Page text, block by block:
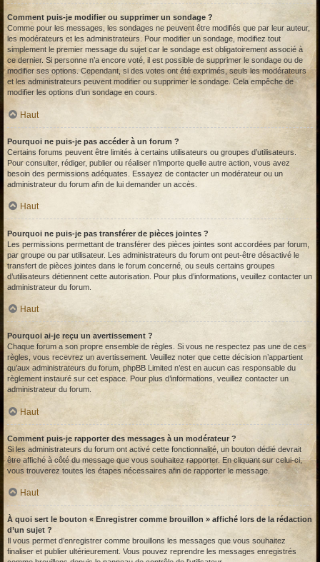
Comment puis-je modifier ou supprimer un sondage ?
Comme pour les messages, les sondages ne peuvent être modifiés que par leur auteur,
les modérateurs et les administrateurs. Pour modifier un sondage, modifiez tout
simplement le premier message du sujet car le sondage est obligatoirement associé à
ce dernier. Si personne n’a encore voté, il est possible de supprimer le sondage ou de
modifier ses options. Cependant, si des votes ont été exprimés, seuls les modérateurs
et les administrateurs peuvent modifier ou supprimer le sondage. Cela empêche de
modifier les options d’un sondage en cours.
Haut
Pourquoi ne puis-je pas accéder à un forum ?
Certains forums peuvent être limités à certains utilisateurs ou groupes d’utilisateurs.
Pour consulter, rédiger, publier ou réaliser n’importe quelle autre action, vous avez
besoin des permissions adéquates. Essayez de contacter un modérateur ou un
administrateur du forum afin de lui demander un accès.
Haut
Pourquoi ne puis-je pas transférer de pièces jointes ?
Les permissions permettant de transférer des pièces jointes sont accordées par forum,
par groupe ou par utilisateur. Les administrateurs du forum ont peut-être désactivé le
transfert de pièces jointes dans le forum concerné, ou seuls certains groupes
d’utilisateurs détiennent cette autorisation. Pour plus d’informations, veuillez contacter un
administrateur du forum.
Haut
Pourquoi ai-je reçu un avertissement ?
Chaque forum a son propre ensemble de règles. Si vous ne respectez pas une de ces
règles, vous recevrez un avertissement. Veuillez noter que cette décision n’appartient
qu’aux administrateurs du forum, phpBB Limited n’est en aucun cas responsable du
règlement instauré sur cet espace. Pour plus d’informations, veuillez contacter un
administrateur du forum.
Haut
Comment puis-je rapporter des messages à un modérateur ?
Si les administrateurs du forum ont activé cette fonctionnalité, un bouton dédié devrait
être affiché à côté du message que vous souhaitez rapporter. En cliquant sur celui-ci,
vous trouverez toutes les étapes nécessaires afin de rapporter le message.
Haut
À quoi sert le bouton « Enregistrer comme brouillon » affiché lors de la rédaction
d’un sujet ?
Il vous permet d’enregistrer comme brouillons les messages que vous souhaitez
finaliser et publier ultérieurement. Vous pouvez reprendre les messages enregistrés